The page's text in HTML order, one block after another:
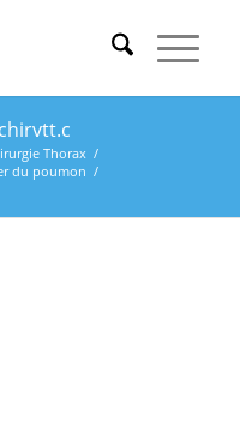
Thorax /
du poumon /